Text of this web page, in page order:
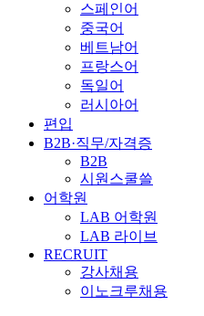
스페인어
중국어
베트남어
프랑스어
독일어
러시아어
편입
B2B·직무/자격증
B2B
시원스쿨쓸
어학원
LAB 어학원
LAB 라이브
RECRUIT
강사채용
이노크루채용